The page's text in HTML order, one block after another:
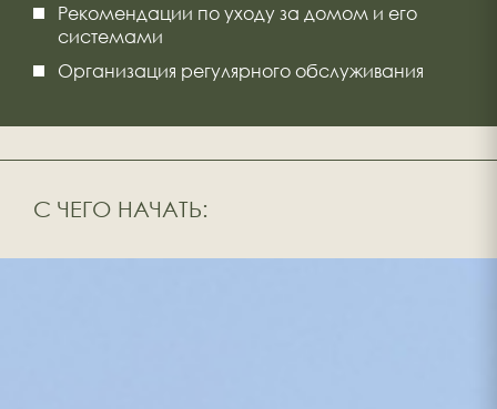
Рекомендации по уходу за домом и его
системами
Организация регулярного обслуживания
С ЧЕГО НАЧАТЬ: